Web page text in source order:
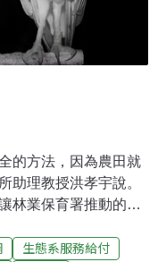
的方法，因為農田就
助理教授洪孝宇說。
林業保育署推動的草
消費者提供安心的作
生態系服務給付